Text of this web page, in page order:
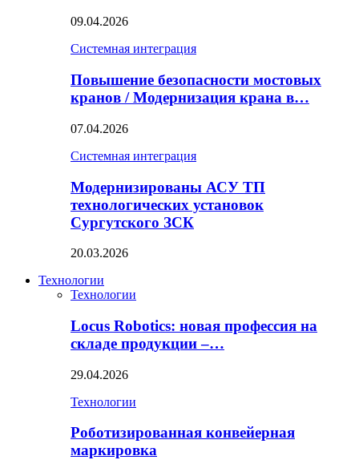
09.04.2026
Системная интеграция
Повышение безопасности мостовых
кранов / Модернизация крана в…
07.04.2026
Системная интеграция
Модернизированы АСУ ТП
технологических установок
Сургутского ЗСК
20.03.2026
Технологии
Технологии
Locus Robotics: новая профессия на
складе продукции –…
29.04.2026
Технологии
Роботизированная конвейерная
маркировка